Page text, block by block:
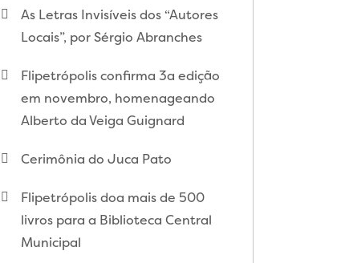
As Letras Invisíveis dos “Autores
Locais”, por Sérgio Abranches
Flipetrópolis confirma 3a edição
em novembro, homenageando
Alberto da Veiga Guignard
Cerimônia do Juca Pato
Flipetrópolis doa mais de 500
livros para a Biblioteca Central
Municipal